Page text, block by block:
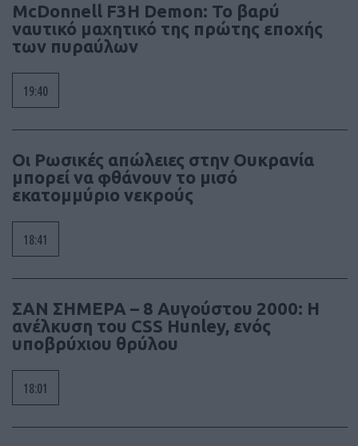
McDonnell F3H Demon: Το βαρύ
ναυτικό μαχητικό της πρώτης εποχής
των πυραύλων
19:40
Οι Ρωσικές απώλειες στην Ουκρανία
μπορεί να φθάνουν το μισό
εκατομμύριο νεκρούς
18:41
ΣΑΝ ΣΗΜΕΡΑ – 8 Αυγούστου 2000: Η
ανέλκυση του CSS Hunley, ενός
υποβρύχιου θρύλου
18:01